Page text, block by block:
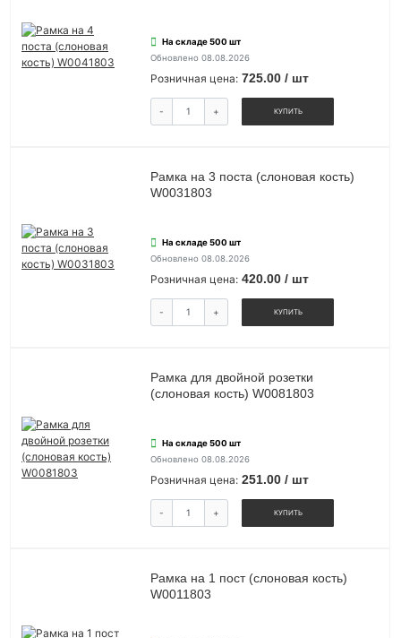
На складе 500 шт
Обновлено 08.08.2026
Розничная цена: 725.00 / шт
- + КУПИТЬ
Рамка на 3 поста (слоновая кость)
W0031803
На складе 500 шт
Обновлено 08.08.2026
Розничная цена: 420.00 / шт
- + КУПИТЬ
Рамка для двойной розетки
(слоновая кость) W0081803
На складе 500 шт
Обновлено 08.08.2026
Розничная цена: 251.00 / шт
- + КУПИТЬ
Рамка на 1 пост (слоновая кость)
W0011803